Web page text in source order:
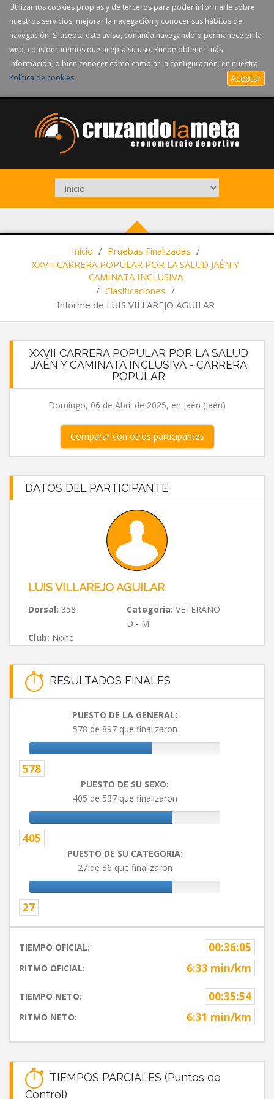
Utilizamos cookies propias y de terceros para poder informarle sobre
nuestros servicios, mejorar la navegación y conocer sus hábitos de
navegación. Si acepta este aviso, continúa navegando o permanece en la
web, consideraremos que acepta su uso. Puede obtener más
información, o bien conocer cómo cambiar la configuración, en nuestra
Política de cookies. Aceptar
Inicio / Pruebas Finalizadas /
XXVII CARRERA POPULAR POR LA SALUD JAÉN Y
CAMINATA INCLUSIVA
/ Clasificaciones /
Informe de LUIS VILLAREJO AGUILAR
XXVII CARRERA POPULAR POR LA SALUD
JAÉN Y CAMINATA INCLUSIVA - CARRERA
POPULAR
Domingo, 06 de Abril de 2025, en Jaén (Jaén)
Comparar con otros participantes
DATOS DEL PARTICIPANTE
LUIS VILLAREJO AGUILAR
Dorsal: 358 Categoria: VETERANO
D - M
Club: None
RESULTADOS FINALES
PUESTO DE LA GENERAL:
578 de 897 que finalizaron
578
PUESTO DE SU SEXO:
405 de 537 que finalizaron
405
PUESTO DE SU CATEGORIA:
27 de 36 que finalizaron
27
TIEMPO OFICIAL: 00:36:05
RITMO OFICIAL: 6:33 min/km
TIEMPO NETO: 00:35:54
RITMO NETO: 6:31 min/km
TIEMPOS PARCIALES (Puntos de
Control)